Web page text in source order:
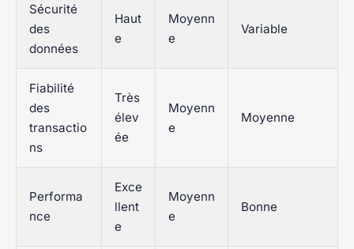
Sécurité
des
données
Haut
e
Moyenn
e
Variable
Fiabilité
des
transactio
ns
Très
élev
ée
Moyenn
e
Moyenne
Performa
nce
Exce
llent
e
Moyenn
e
Bonne